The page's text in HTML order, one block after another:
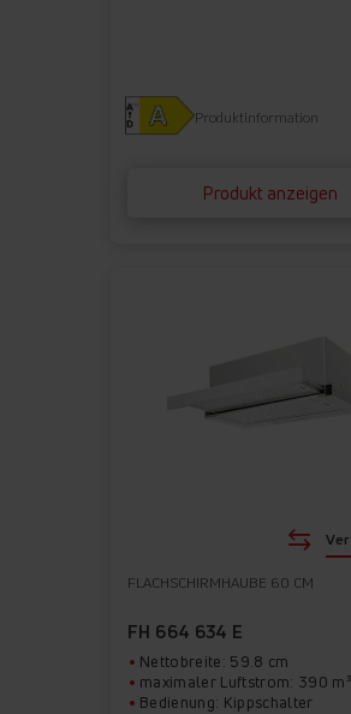
Produkt anzeigen
Produktinformation
FLACHSCHIRMHAUBE 60 CM
FH 664 634 E
Nettobreite: 59.8 cm
maximaler Luftstrom: 390
Bedienung: Kippschalter